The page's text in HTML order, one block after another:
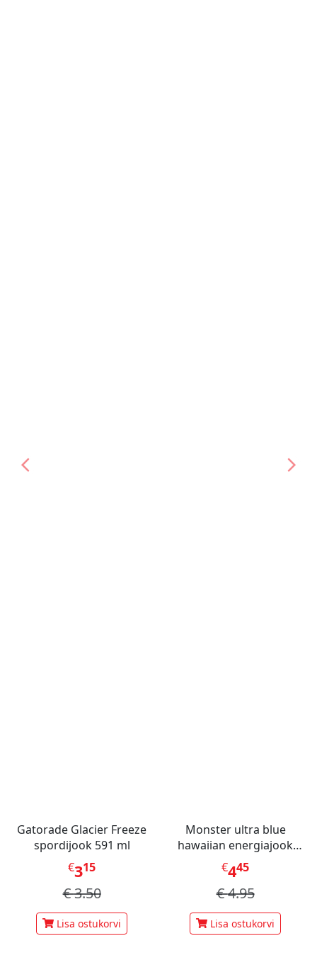
Gatorade Glacier Freeze
spordijook 591 ml
€315
€3.50
Lisa ostukorvi
Monster ultra blue
hawaiian energiajook
473ml
€445
€4.95
Lisa ostukorvi